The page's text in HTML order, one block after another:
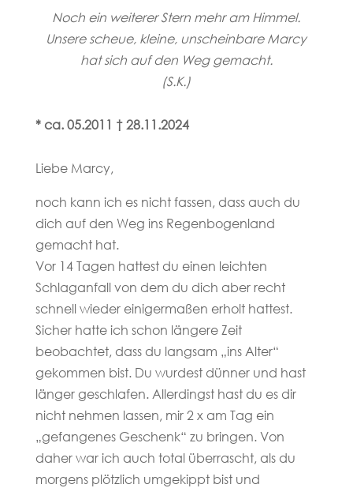
Noch ein weiterer Stern mehr am Himmel.
Unsere scheue, kleine, unscheinbare Marcy
hat sich auf den Weg gemacht.
(S.K.)
* ca. 05.2011 † 28.11.2024
Liebe Marcy,
noch kann ich es nicht fassen, dass auch du
dich auf den Weg ins Regenbogenland
gemacht hat.
Vor 14 Tagen hattest du einen leichten
Schlaganfall von dem du dich aber recht
schnell wieder einigermaßen erholt hattest.
Sicher hatte ich schon längere Zeit
beobachtet, dass du langsam „ins Alter“
gekommen bist. Du wurdest dünner und hast
länger geschlafen. Allerdingst hast du es dir
nicht nehmen lassen, mir 2 x am Tag ein
„gefangenes Geschenk“ zu bringen. Von
daher war ich auch total überrascht, als du
morgens plötzlich umgekippt bist und